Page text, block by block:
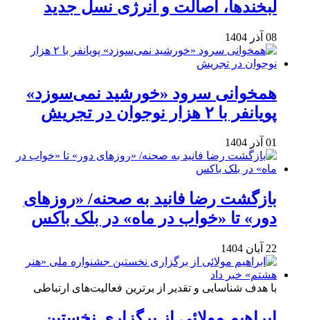
لبخندها، اصالت و انرژی نسل جدید
08 آذر 1404
همخوانی سرود «خورشید نمی‌سوزد»
پویانفر با ۲ هزار نوجوان در تجریش
01 آذر 1404
بازگشت رضا فانید به صحنه/ «روزهای
دور» تا «خواب در ماه» در بلک باکس
22 آبان 1404
با هدف شناسایی و تقدیر از برترین فعالیت‌های ارتباطی